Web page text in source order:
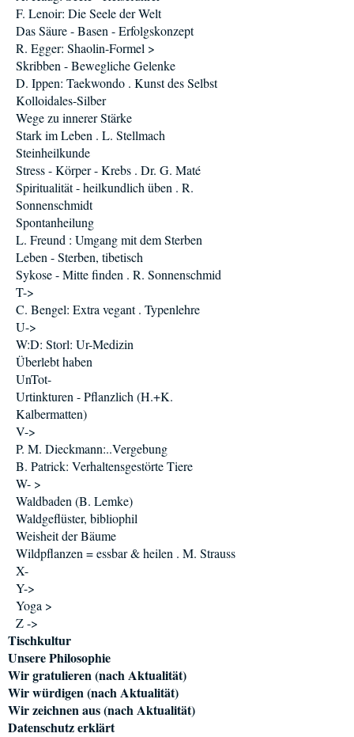
F. Lenoir: Die Seele der Welt
Das Säure - Basen - Erfolgskonzept
R. Egger: Shaolin-Formel >
Skribben - Bewegliche Gelenke
D. Ippen: Taekwondo . Kunst des Selbst
Kolloidales-Silber
Wege zu innerer Stärke
Stark im Leben . L. Stellmach
Steinheilkunde
Stress - Körper - Krebs . Dr. G. Maté
Spiritualität - heilkundlich üben . R.
Sonnenschmidt
Spontanheilung
L. Freund : Umgang mit dem Sterben
Leben - Sterben, tibetisch
Sykose - Mitte finden . R. Sonnenschmid
T->
C. Bengel: Extra vegant . Typenlehre
U->
W:D: Storl: Ur-Medizin
Überlebt haben
UnTot-
Urtinkturen - Pflanzlich (H.+K.
Kalbermatten)
V->
P. M. Dieckmann:..Vergebung
B. Patrick: Verhaltensgestörte Tiere
W- >
Waldbaden (B. Lemke)
Waldgeflüster, bibliophil
Weisheit der Bäume
Wildpflanzen = essbar & heilen . M. Strauss
X-
Y->
Yoga >
Z ->
Tischkultur
Unsere Philosophie
Wir gratulieren (nach Aktualität)
Wir würdigen (nach Aktualität)
Wir zeichnen aus (nach Aktualität)
Datenschutz erklärt